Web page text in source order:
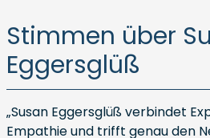
Stimmen über
Eggersglüß
„Susan Eggersglüß verbindet
Empathie und trifft genau den